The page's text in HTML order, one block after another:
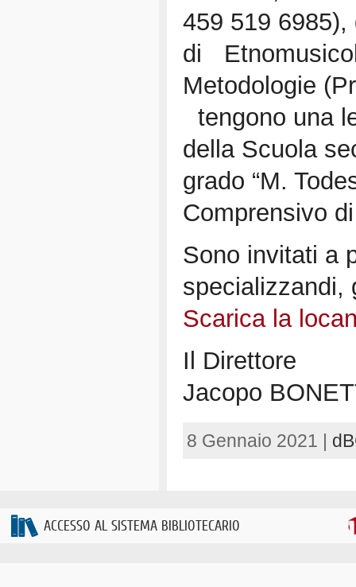
459 519
di
Metodologie
tengono una
della Scuola
grado “M.
Comprensivo
Sono invitati a
specializzandi,
Scarica la
Il Direttore
Jacopo
8 Gennaio 2021 |
ACCESSO AL SISTEMA BIBLIOTECARIO